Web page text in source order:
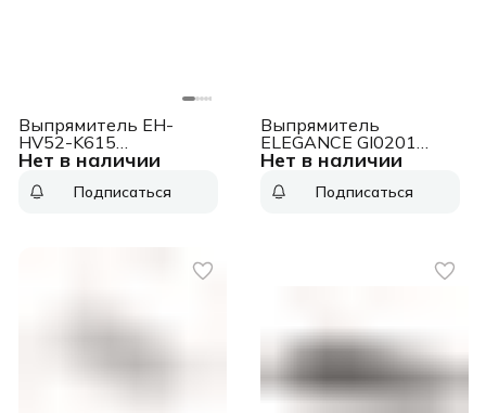
Нет в наличии
Выпрямитель EH-
HV52-K615
PANASONIC
Подписаться
Нет в наличии
Выпрямитель
ELEGANCE GI0201
GA.MA
Подписаться